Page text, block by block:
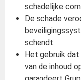
schadelijke
De schade
schendt.
Het gebruik dat
van de inhoud